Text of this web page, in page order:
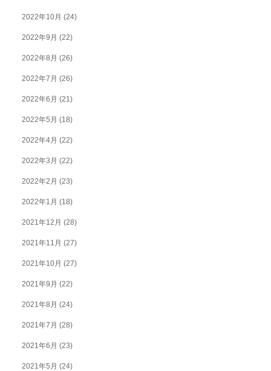
2022年10月 (24)
2022年9月 (22)
2022年8月 (26)
2022年7月 (26)
2022年6月 (21)
2022年5月 (18)
2022年4月 (22)
2022年3月 (22)
2022年2月 (23)
2022年1月 (18)
2021年12月 (28)
2021年11月 (27)
2021年10月 (27)
2021年9月 (22)
2021年8月 (24)
2021年7月 (28)
2021年6月 (23)
2021年5月 (24)